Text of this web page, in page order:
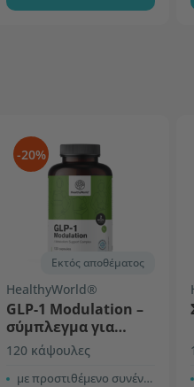
-20%
Εκτός αποθέματος
HealthyWorld®
GLP-1 Modulation –
σύμπλεγμα για
υποστήριξη του
μεταβολισμού
120 κάψουλες
με προστιθέμενο συνένζυμο Q10